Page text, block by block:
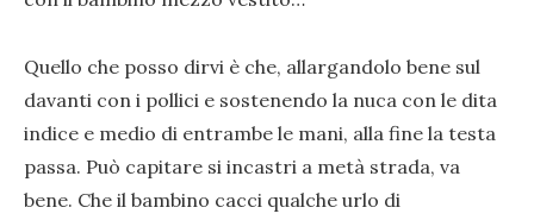
Quello che posso dirvi è che, allargandolo bene sul
davanti con i pollici e sostenendo la nuca con le dita
indice e medio di entrambe le mani, alla fine la testa
passa. Può capitare si incastri a metà strada, va
bene. Che il bambino cacci qualche urlo di